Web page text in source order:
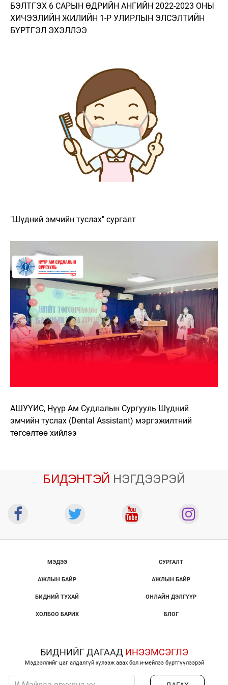
БЭЛТГЭХ 6 САРЫН ӨДРИЙН АНГИЙН 2022-2023 ОНЫ
ХИЧЭЭЛИЙН ЖИЛИЙН 1-Р УЛИРЛЫН ЭЛСЭЛТИЙН
БҮРТГЭЛ ЭХЭЛЛЭЭ
"Шүдний эмчийн туслах" сургалт
АШУҮИС, Нүүр Ам Судлалын Сургууль Шүдний
эмчийн туслах (Dental Assistant) мэргэжилтний
төгсөлтөө хийлээ
БИДЭНТЭЙ НЭГДЭЭРЭЙ
МЭДЭЭ
АЖЛЫН БАЙР
БИДНИЙ ТУХАЙ
ХОЛБОО БАРИХ
СУРГАЛТ
АЖЛЫН БАЙР
ОНЛАЙН ДЭЛГҮҮР
БЛОГ
БИДНИЙГ ДАГААД ИНЭЭМСЭГЛЭ
Мэдээллийг цаг алдалгүй хүлээж авах бол и-мейлээ бүртгүүлээрэй